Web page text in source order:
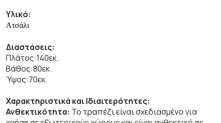
Υλικό:
Ατσάλι
Διαστάσεις:
Πλάτος:140εκ.
Βάθος:80εκ.
Ύψος:70εκ.
Χαρακτηριστικά και Ιδιαιτερότητες:
Ανθεκτικότητα: Το τραπέζι είναι σχεδιασμένο για